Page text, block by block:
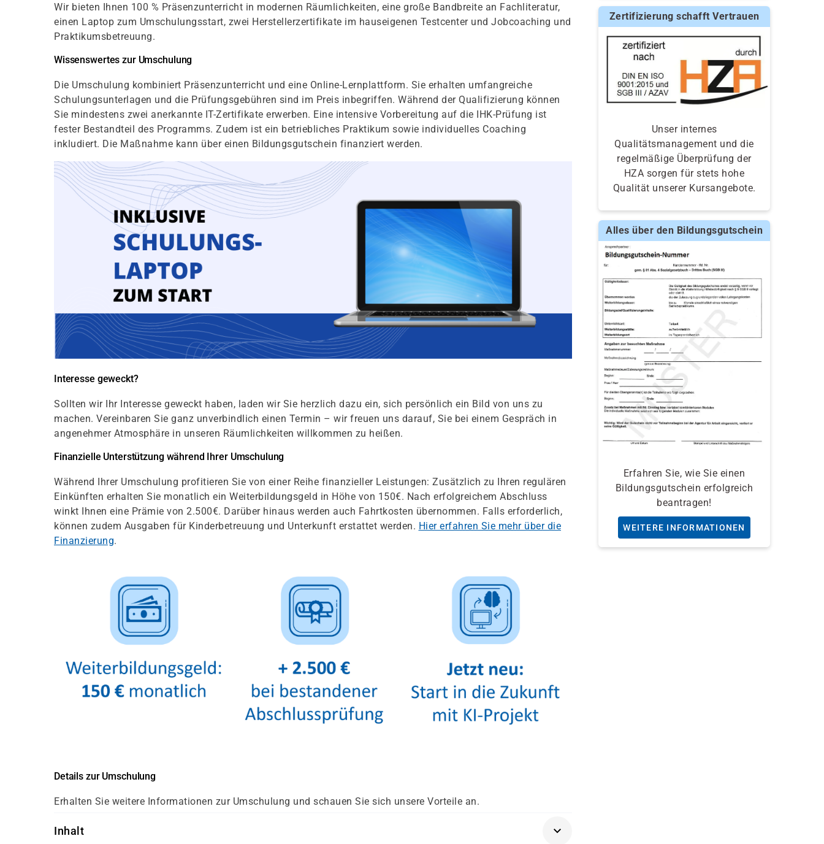
Wir bieten Ihnen 100 % Präsenzunterricht in modernen Räumlichkeiten, eine große Bandbreite an Fachliteratur,
einen Laptop zum Umschulungsstart, zwei Herstellerzertifikate im hauseigenen Testcenter und Jobcoaching und
Praktikumsbetreuung.
Wissenswertes zur Umschulung
Die Umschulung kombiniert Präsenzunterricht und eine Online-Lernplattform. Sie erhalten umfangreiche
Schulungsunterlagen und die Prüfungsgebühren sind im Preis inbegriffen. Während der Qualifizierung können
Sie mindestens zwei anerkannte IT-Zertifikate erwerben. Eine intensive Vorbereitung auf die IHK-Prüfung ist
fester Bestandteil des Programms. Zudem ist ein betriebliches Praktikum sowie individuelles Coaching
inkludiert. Die Maßnahme kann über einen Bildungsgutschein finanziert werden.
Interesse geweckt?
Sollten wir Ihr Interesse geweckt haben, laden wir Sie herzlich dazu ein, sich persönlich ein Bild von uns zu
machen. Vereinbaren Sie ganz unverbindlich einen Termin – wir freuen uns darauf, Sie bei einem Gespräch in
angenehmer Atmosphäre in unseren Räumlichkeiten willkommen zu heißen.
Finanzielle Unterstützung während Ihrer Umschulung
Während Ihrer Umschulung profitieren Sie von einer Reihe finanzieller Leistungen: Zusätzlich zu Ihren regulären
Einkünften erhalten Sie monatlich ein Weiterbildungsgeld in Höhe von 150€. Nach erfolgreichem Abschluss
winkt Ihnen eine Prämie von 2.500€. Darüber hinaus werden auch Fahrtkosten übernommen. Falls erforderlich,
können zudem Ausgaben für Kinderbetreuung und Unterkunft erstattet werden. Hier erfahren Sie mehr über die
Finanzierung.
Details zur Umschulung
Erhalten Sie weitere Informationen zur Umschulung und schauen Sie sich unsere Vorteile an.
Inhalt
Zertifizierung schafft Vertrauen
Unser internes
Qualitätsmanagement und die
regelmäßige Überprüfung der
HZA sorgen für stets hohe
Qualität unserer Kursangebote.
Alles über den Bildungsgutschein
Erfahren Sie, wie Sie einen
Bildungsgutschein erfolgreich
beantragen!
WEITERE INFORMATIONEN